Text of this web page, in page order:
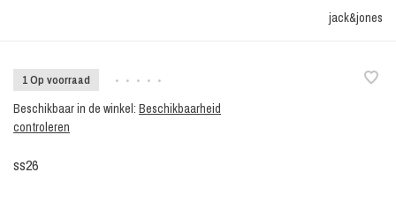
jack&jones
1 Op voorraad • • • • •
Beschikbaar in de winkel: Beschikbaarheid
controleren
ss26